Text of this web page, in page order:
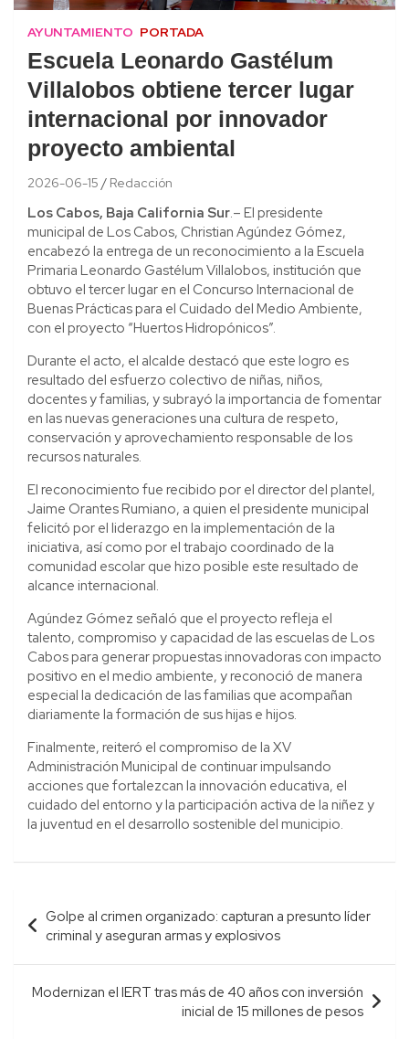
AYUNTAMIENTO PORTADA
Escuela Leonardo Gastélum
Villalobos obtiene tercer lugar
internacional por innovador
proyecto ambiental
2026-06-15 Redacción
Los Cabos, Baja California Sur.– El presidente
municipal de Los Cabos, Christian Agúndez Gómez,
encabezó la entrega de un reconocimiento a la Escuela
Primaria Leonardo Gastélum Villalobos, institución que
obtuvo el tercer lugar en el Concurso Internacional de
Buenas Prácticas para el Cuidado del Medio Ambiente,
con el proyecto “Huertos Hidropónicos”.
Durante el acto, el alcalde destacó que este logro es
resultado del esfuerzo colectivo de niñas, niños,
docentes y familias, y subrayó la importancia de fomentar
en las nuevas generaciones una cultura de respeto,
conservación y aprovechamiento responsable de los
recursos naturales.
El reconocimiento fue recibido por el director del plantel,
Jaime Orantes Rumiano, a quien el presidente municipal
felicitó por el liderazgo en la implementación de la
iniciativa, así como por el trabajo coordinado de la
comunidad escolar que hizo posible este resultado de
alcance internacional.
Agúndez Gómez señaló que el proyecto refleja el
talento, compromiso y capacidad de las escuelas de Los
Cabos para generar propuestas innovadoras con impacto
positivo en el medio ambiente, y reconoció de manera
especial la dedicación de las familias que acompañan
diariamente la formación de sus hijas e hijos.
Finalmente, reiteró el compromiso de la XV
Administración Municipal de continuar impulsando
acciones que fortalezcan la innovación educativa, el
cuidado del entorno y la participación activa de la niñez y
la juventud en el desarrollo sostenible del municipio.
Navegación
de
entradas
Golpe al crimen organizado: capturan a presunto líder
criminal y aseguran armas y explosivos
Modernizan el IERT tras más de 40 años con inversión
inicial de 15 millones de pesos